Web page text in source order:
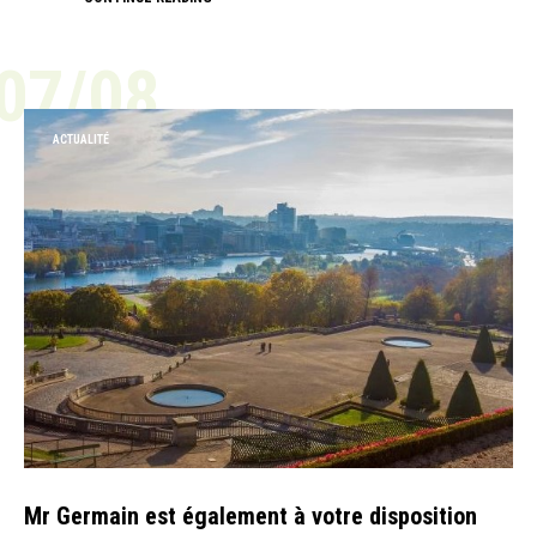
08
ACTUALITÉ
Mr Germain est également à votre disposition